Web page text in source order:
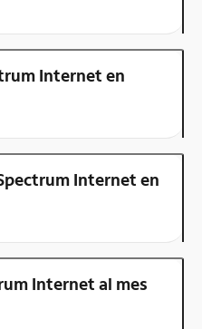
Internet en
Internet en
Internet al mes